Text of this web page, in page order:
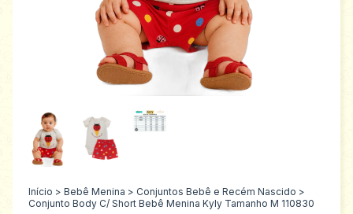
Início > Bebê Menina > Conjuntos Bebê e Recém Nascido >
Conjunto Body C/ Short Bebê Menina Kyly Tamanho M 110830